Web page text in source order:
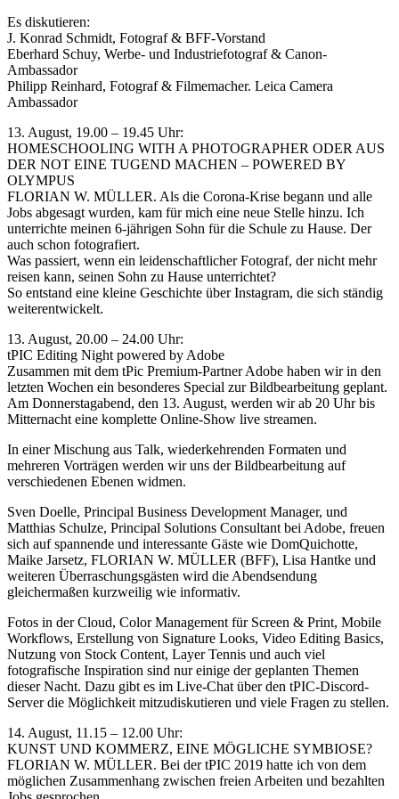
Es diskutieren:
J. Konrad Schmidt, Fotograf & BFF-Vorstand
Eberhard Schuy, Werbe- und Industriefotograf & Canon-
Ambassador
Philipp Reinhard, Fotograf & Filmemacher. Leica Camera
Ambassador
13. August, 19.00 – 19.45 Uhr:
HOMESCHOOLING WITH A PHOTOGRAPHER ODER AUS
DER NOT EINE TUGEND MACHEN – POWERED BY
OLYMPUS
FLORIAN W. MÜLLER. Als die Corona-Krise begann und alle
Jobs abgesagt wurden, kam für mich eine neue Stelle hinzu. Ich
unterrichte meinen 6-jährigen Sohn für die Schule zu Hause. Der
auch schon fotografiert.
Was passiert, wenn ein leidenschaftlicher Fotograf, der nicht mehr
reisen kann, seinen Sohn zu Hause unterrichtet?
So entstand eine kleine Geschichte über Instagram, die sich ständig
weiterentwickelt.
13. August, 20.00 – 24.00 Uhr:
tPIC Editing Night powered by Adobe
Zusammen mit dem tPic Premium-Partner Adobe haben wir in den
letzten Wochen ein besonderes Special zur Bildbearbeitung geplant.
Am Donnerstagabend, den 13. August, werden wir ab 20 Uhr bis
Mitternacht eine komplette Online-Show live streamen.
In einer Mischung aus Talk, wiederkehrenden Formaten und
mehreren Vorträgen werden wir uns der Bildbearbeitung auf
verschiedenen Ebenen widmen.
Sven Doelle, Principal Business Development Manager, und
Matthias Schulze, Principal Solutions Consultant bei Adobe, freuen
sich auf spannende und interessante Gäste wie DomQuichotte,
Maike Jarsetz, FLORIAN W. MÜLLER (BFF), Lisa Hantke und
weiteren Überraschungsgästen wird die Abendsendung
gleichermaßen kurzweilig wie informativ.
Fotos in der Cloud, Color Management für Screen & Print, Mobile
Workflows, Erstellung von Signature Looks, Video Editing Basics,
Nutzung von Stock Content, Layer Tennis und auch viel
fotografische Inspiration sind nur einige der geplanten Themen
dieser Nacht. Dazu gibt es im Live-Chat über den tPIC-Discord-
Server die Möglichkeit mitzudiskutieren und viele Fragen zu stellen.
14. August, 11.15 – 12.00 Uhr:
KUNST UND KOMMERZ, EINE MÖGLICHE SYMBIOSE?
FLORIAN W. MÜLLER. Bei der tPIC 2019 hatte ich von dem
möglichen Zusammenhang zwischen freien Arbeiten und bezahlten